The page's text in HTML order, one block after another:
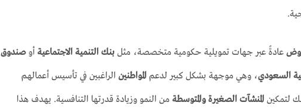
عادةً عبر جهات تمويلية حكومية متخصصة، مثل بنك التنمية الاجتماعية أو صندوق
السعودي، وهي موجهة بشكل كبير لدعم المواطنين الراغبين في تأسيس أعمالهم
لتمكين المنشآت الصغيرة والمتوسطة من النمو وزيادة قدرتها التنافسية. يهدف هذا